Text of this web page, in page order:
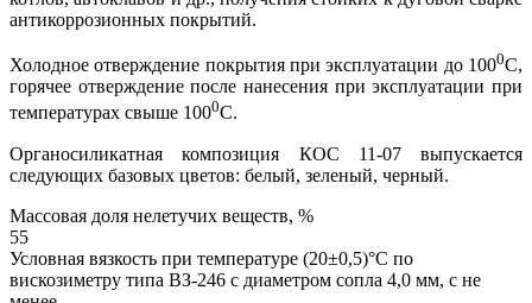
антикоррозионных покрытий.
Холодное отверждение покрытия при эксплуатации до 1000С,
горячее отверждение после нанесения при эксплуатации при
температурах свыше 1000С.
Органосиликатная композиция КОС 11-07 выпускается
следующих базовых цветов: белый, зеленый, черный.
Массовая доля нелетучих веществ, %
55
Условная вязкость при температуре (20±0,5)°С по
вискозиметру типа ВЗ-246 с диаметром сопла 4,0 мм, с не